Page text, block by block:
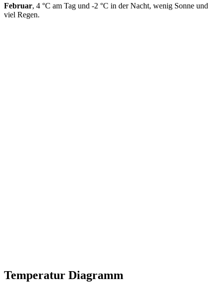
Februar, 4 °C am Tag und -2 °C in der Nacht, wenig Sonne und
viel Regen.
Temperatur Diagramm